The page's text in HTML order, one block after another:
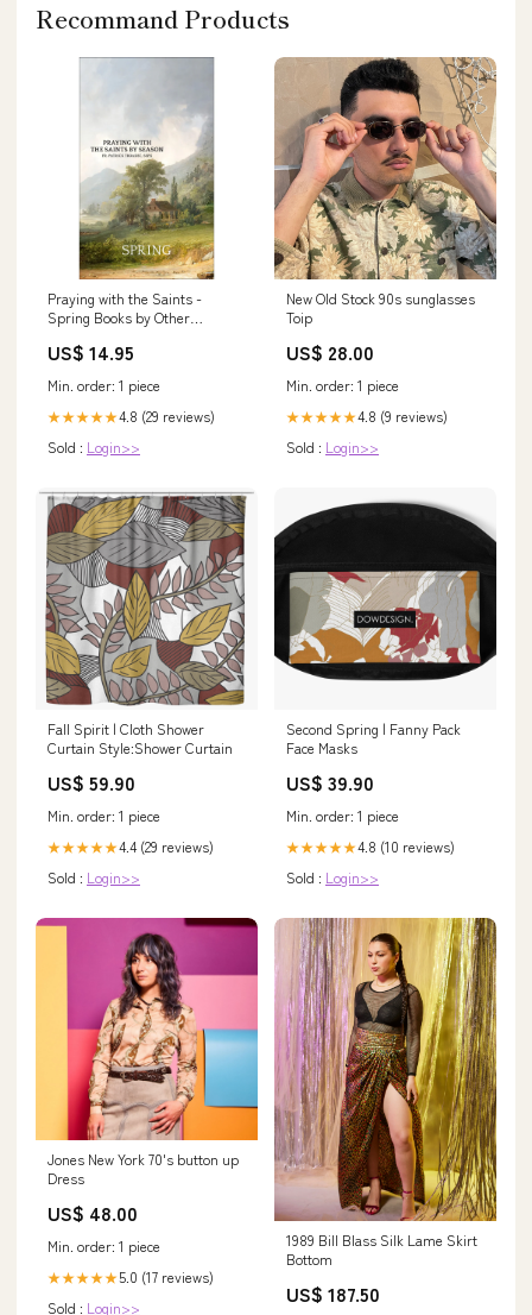
Recommand Products
Praying with the Saints -
Spring Books by Other
US$ 14.95
Min. order: 1 piece
★★★★★4.8 (29 reviews)
Sold : Login>>
New Old Stock 90s sunglasses
Toip
US$ 28.00
Min. order: 1 piece
★★★★★4.8 (9 reviews)
Sold : Login>>
Fall Spirit | Cloth Shower
Curtain Style:Shower Curtain
US$ 59.90
Min. order: 1 piece
★★★★★4.4 (29 reviews)
Sold : Login>>
Second Spring | Fanny Pack
Face Masks
US$ 39.90
Min. order: 1 piece
★★★★★4.8 (10 reviews)
Sold : Login>>
Jones New York 70's button up
Dress
US$ 48.00
Min. order: 1 piece
★★★★★5.0 (17 reviews)
Sold : Login>>
1989 Bill Blass Silk Lame Skirt
Bottom
US$ 187.50